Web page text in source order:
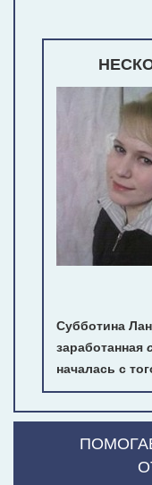
Субботина
заработанная
началась с